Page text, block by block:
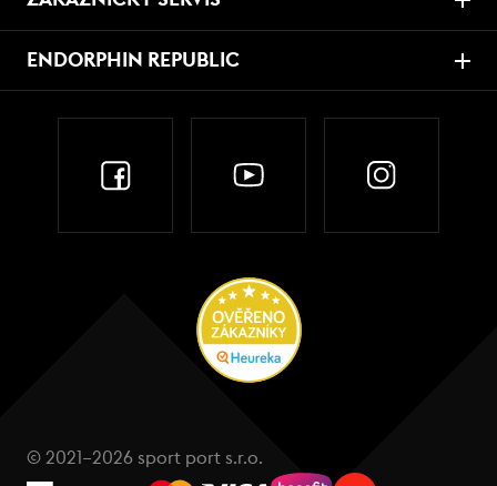
ENDORPHIN REPUBLIC
© 2021–2026 sport port s.r.o.